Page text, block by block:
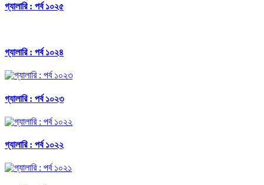
গ্যালারি : পর্ব ১০২৫
গ্যালারি : পর্ব ১০২৪
গ্যালারি : পর্ব ১০২৩
গ্যালারি : পর্ব ১০২২